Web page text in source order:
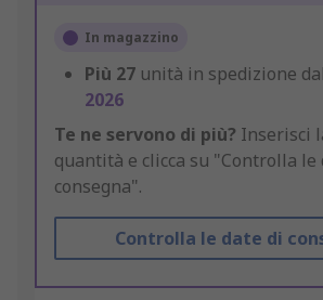
In magazzino
Più 27 unità in spedizione dal
2026
Te ne servono di più? Inserisci
quantità e clicca su "Controlla le
consegna".
Controlla le date di